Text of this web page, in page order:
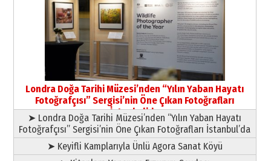
Yıldırım Gündoğdu
HAVVA’NIN ÜÇ KIZI
09 Temmuz 2026 Perşembe
Yusuf POLAT
Şampiyonluk Sebahattin Şirin’e
yazar
11 Mayıs 2026 Pazartesi
Londra Doğa Tarihi Müzesi’nden “Yılın Yaban Hayatı
Fotoğrafçısı” Sergisi’nin Öne Çıkan Fotoğrafları
İstanbul’da
➤ Londra Doğa Tarihi Müzesi’nden “Yılın Yaban Hayatı
Fotoğrafçısı” Sergisi’nin Öne Çıkan Fotoğrafları İstanbul’da
➤ Keyifli Kamplarıyla Ünlü Agora Sanat Köyü